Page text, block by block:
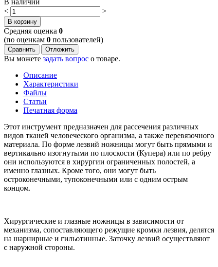
<
>
В корзину
Cредняя оценка 0
(по оценкам 0 пользователей)
Сравнить Отложить
Вы можете задать вопрос о товаре.
Описание
Характеристики
Файлы
Статьи
Печатная форма
Этот инструмент предназначен для рассечения различных
видов тканей человеческого организма, а также перевязочного
материала. По форме лезвий ножницы могут быть прямыми и
вертикально изогнутыми по плоскости (Купера) или по ребру
они используются в хирургии ограниченных полостей, а
именно глазных. Кроме того, они могут быть
остроконечными, тупоконечными или с одним острым
концом.
Хирургические и глазные ножницы в зависимости от
механизма, сопоставляющего режущие кромки лезвия, делятся
на шарнирные и гильотинные. Заточку лезвий осуществляют
с наружной стороны.